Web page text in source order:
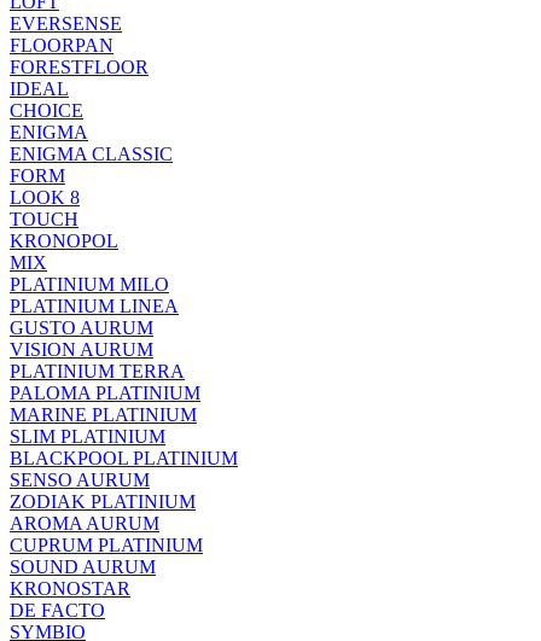
EVERSENSE
FLOORPAN
FORESTFLOOR
IDEAL
CHOICE
ENIGMA
ENIGMA CLASSIC
FORM
LOOK 8
TOUCH
KRONOPOL
MIX
PLATINIUM MILO
PLATINIUM LINEA
GUSTO AURUM
VISION AURUM
PLATINIUM TERRA
PALOMA PLATINIUM
MARINE PLATINIUM
SLIM PLATINIUM
BLACKPOOL PLATINIUM
SENSO AURUM
ZODIAK PLATINIUM
AROMA AURUM
CUPRUM PLATINIUM
SOUND AURUM
KRONOSTAR
DE FACTO
SYMBIO